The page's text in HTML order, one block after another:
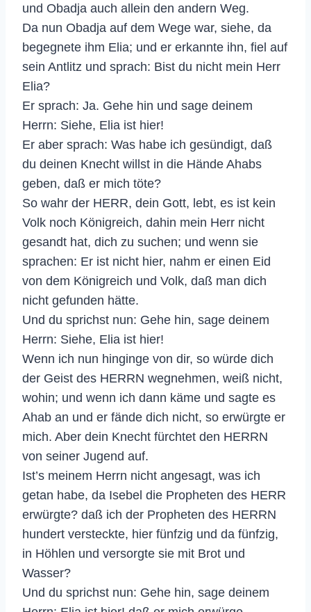
und Obadja auch allein den andern Weg.
Da nun Obadja auf dem Wege war, siehe, da
begegnete ihm Elia; und er erkannte ihn, fiel auf
sein Antlitz und sprach: Bist du nicht mein Herr
Elia?
Er sprach: Ja. Gehe hin und sage deinem
Herrn: Siehe, Elia ist hier!
Er aber sprach: Was habe ich gesündigt, daß
du deinen Knecht willst in die Hände Ahabs
geben, daß er mich töte?
So wahr der HERR, dein Gott, lebt, es ist kein
Volk noch Königreich, dahin mein Herr nicht
gesandt hat, dich zu suchen; und wenn sie
sprachen: Er ist nicht hier, nahm er einen Eid
von dem Königreich und Volk, daß man dich
nicht gefunden hätte.
Und du sprichst nun: Gehe hin, sage deinem
Herrn: Siehe, Elia ist hier!
Wenn ich nun hinginge von dir, so würde dich
der Geist des HERRN wegnehmen, weiß nicht,
wohin; und wenn ich dann käme und sagte es
Ahab an und er fände dich nicht, so erwürgte er
mich. Aber dein Knecht fürchtet den HERRN
von seiner Jugend auf.
Ist’s meinem Herrn nicht angesagt, was ich
getan habe, da Isebel die Propheten des HERR
erwürgte? daß ich der Propheten des HERRN
hundert versteckte, hier fünfzig und da fünfzig,
in Höhlen und versorgte sie mit Brot und
Wasser?
Und du sprichst nun: Gehe hin, sage deinem